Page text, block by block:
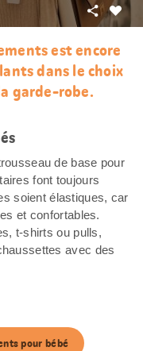
Partager
est encore
dans le choix
garde-robe.
de base pour
font toujours
soient élastiques, car
et confortables.
t-shirts ou pulls,
avec des
pour bébé